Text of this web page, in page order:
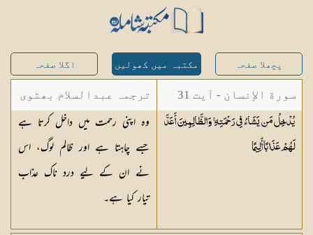
پچھلا صفحہ مکتبہ میں کھولیں اگلا صفحہ
سورة الإنسان - آیت 31
يُدْخِلُ مَن يَشَاءُ فِي رَحْمَتِهِ ۚ وَالظَّالِمِينَ أَعَدَّ
لَهُمْ عَذَابًاأَلِيمًا
ترجمہ عبدالسلام بھٹوی
- عبدالسلام بن محمد
وہ اپنی رحمت میں داخل کرتا ہے
جسے چاہتا ہے اور ظالم لوگ، اس
نے ان کے لیے درد ناک عذاب
تیار کیا ہے۔